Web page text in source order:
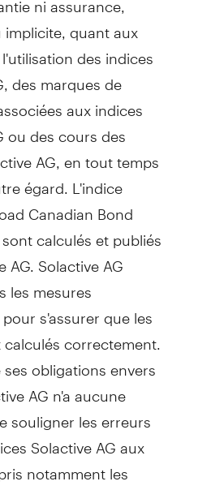
quant aux
des indices
des marques de
aux indices
ou des cours des
AG, en tout temps
égard. L'indice
Canadian Bond
calculés et publiés
AG. Solactive AG
les mesures
s'assurer que les
correctement.
obligations envers
AG n'a aucune
souligner les erreurs
Solactive AG aux
notamment les